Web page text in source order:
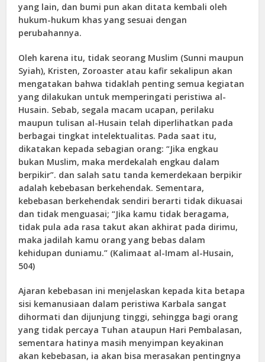
yang lain, dan bumi pun akan ditata kembali oleh
hukum-hukum khas yang sesuai dengan
perubahannya.
Oleh karena itu, tidak seorang Muslim (Sunni maupun
Syiah), Kristen, Zoroaster atau kafir sekalipun akan
mengatakan bahwa tidaklah penting semua kegiatan
yang dilakukan untuk memperingati peristiwa al-
Husain. Sebab, segala macam ucapan, perilaku
maupun tulisan al-Husain telah diperlihatkan pada
berbagai tingkat intelektualitas. Pada saat itu,
dikatakan kepada sebagian orang: “Jika engkau
bukan Muslim, maka merdekalah engkau dalam
berpikir”. dan salah satu tanda kemerdekaan berpikir
adalah kebebasan berkehendak. Sementara,
kebebasan berkehendak sendiri berarti tidak dikuasai
dan tidak menguasai; “Jika kamu tidak beragama,
tidak pula ada rasa takut akan akhirat pada dirimu,
maka jadilah kamu orang yang bebas dalam
kehidupan duniamu.” (Kalimaat al-Imam al-Husain,
504)
Ajaran kebebasan ini menjelaskan kepada kita betapa
sisi kemanusiaan dalam peristiwa Karbala sangat
dihormati dan dijunjung tinggi, sehingga bagi orang
yang tidak percaya Tuhan ataupun Hari Pembalasan,
sementara hatinya masih menyimpan keyakinan
akan kebebasan, ia akan bisa merasakan pentingnya